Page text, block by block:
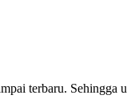
terbaru.